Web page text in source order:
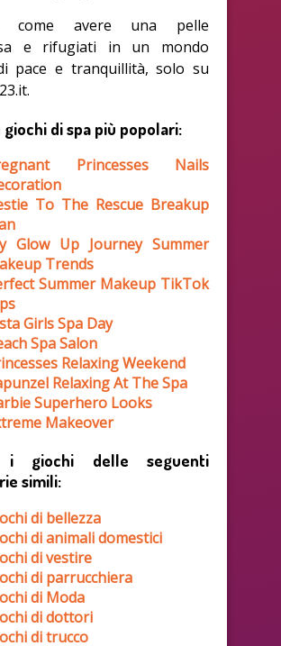
come avere una pelle
e rifugiati in un mondo
pace e tranquillità, solo su
giochi di spa più popolari:
Princesses Nails
To The Rescue Breakup
Glow Up Journey Summer
Trends
Summer Makeup TikTok
Girls Spa Day
Spa Salon
Relaxing Weekend
Relaxing At The Spa
Superhero Looks
Makeover
i giochi delle seguenti
simili:
di bellezza
di animali domestici
di vestire
di parrucchiera
di Moda
di dottori
di trucco